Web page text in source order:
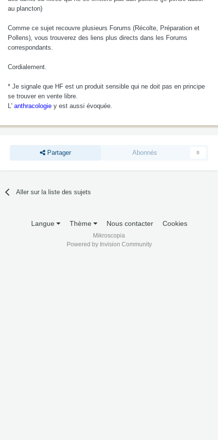
au plancton)
Comme ce sujet recouvre plusieurs Forums (Récolte, Préparation et
Pollens), vous trouverez des liens plus directs dans les Forums
correspondants.
Cordialement.
* Je signale que HF est un produit sensible qui ne doit pas en principe
se trouver en vente libre.
L' anthracologie y est aussi évoquée.
Partager Abonnés 0
Aller sur la liste des sujets
Langue Thème Nous contacter Cookies
Mikroscopia
Powered by Invision Community